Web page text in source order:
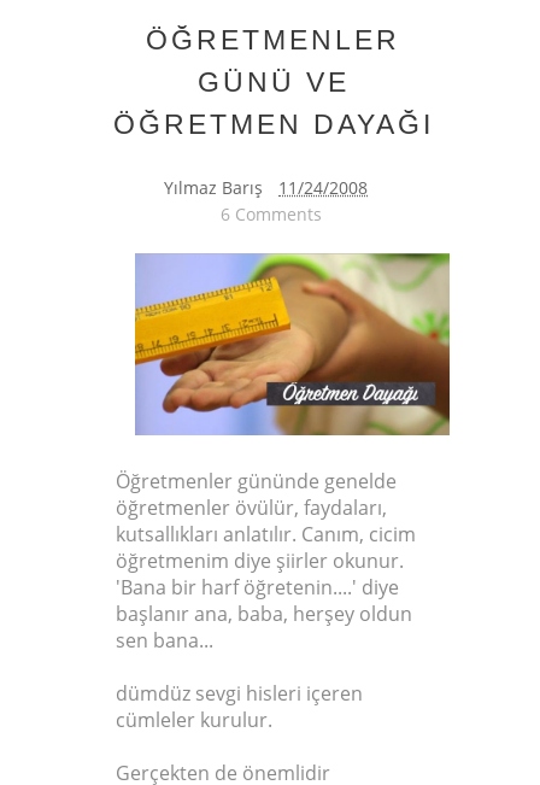
ÖĞRETMENLER
GÜNÜ VE
ÖĞRETMEN DAYAĞI
Yılmaz Barış
11/24/2008
6 Comments
Öğretmenler gününde genelde
öğretmenler övülür, faydaları,
kutsallıkları anlatılır. Canım, cicim
öğretmenim diye şiirler okunur.
'Bana bir harf öğretenin....' diye
başlanır ana, baba, herşey oldun
sen bana...
dümdüz sevgi hisleri içeren
cümleler kurulur.
Gerçekten de önemlidir